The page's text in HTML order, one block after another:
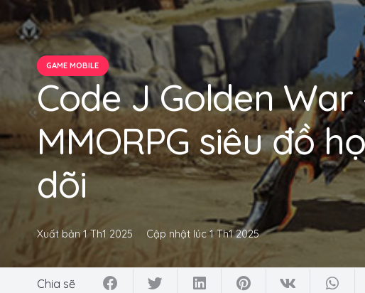
GAME MOBILE
Code J Golden
MMORPG siêu đồ
dõi
Xuất bản1 Th1 2025 Cập nhật lúc1 Th1 2025
Chia sẽ